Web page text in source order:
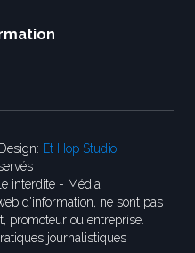
Et Hop Studio
interdite - Média
d'information, ne sont pas
promoteur ou entreprise.
journalistiques